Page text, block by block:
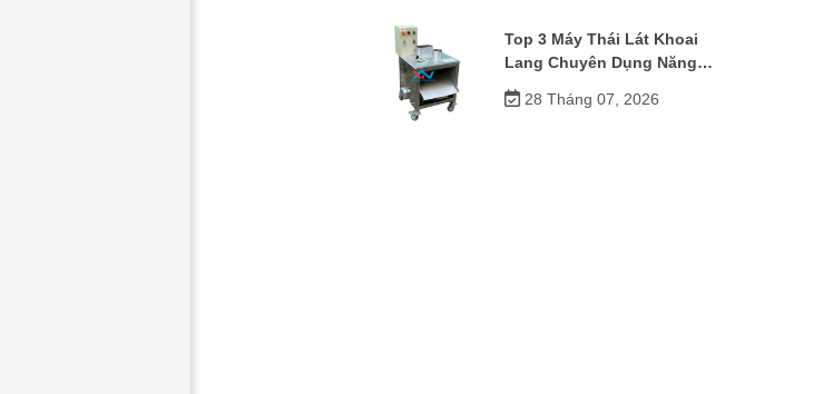
Top 3 Máy Thái Lát Khoai
Lang Chuyên Dụng Năng
Suất Cao, Giá Rẻ
28 Tháng 07, 2026